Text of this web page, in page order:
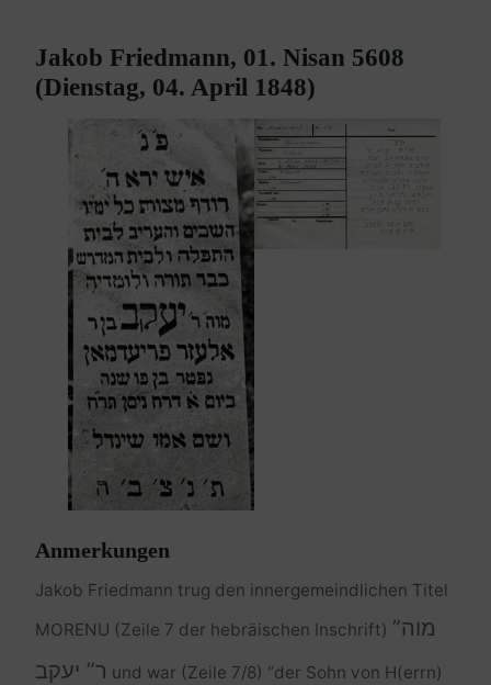
Jakob Friedmann, 01. Nisan 5608
(Dienstag, 04. April 1848)
Anmerkungen
Jakob Friedmann trug den innergemeindlichen Titel
MORENU (Zeile 7 der hebräischen Inschrift) מוה”
ר” יעקב und war (Zeile 7/8) “der Sohn von H(errn)